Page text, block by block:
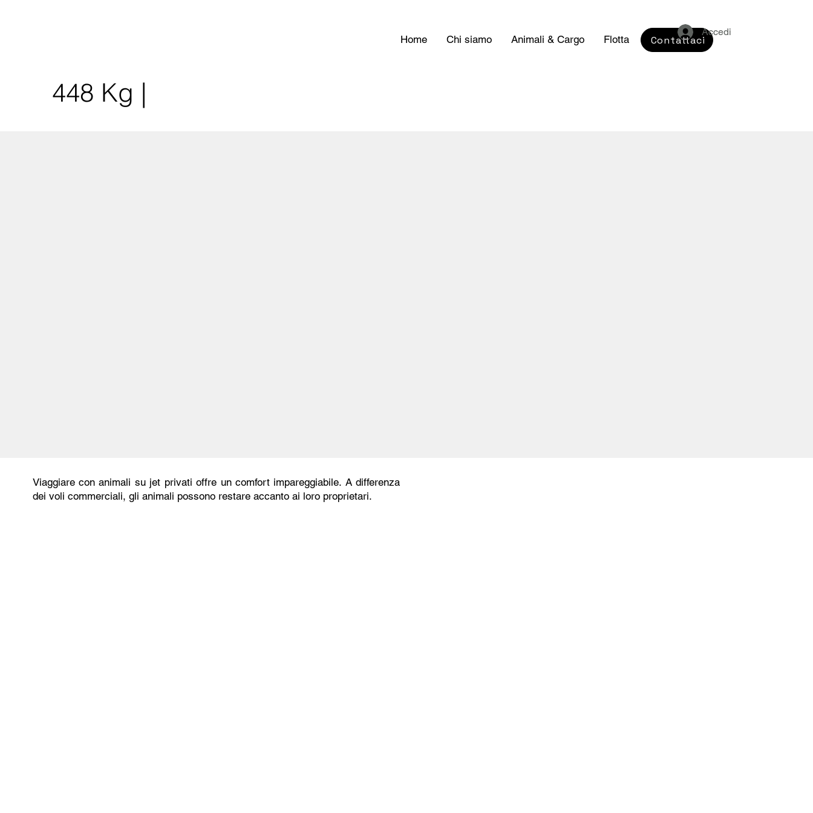
Home Chi siamo Animali & Cargo Flotta Contattaci
Accedi
448 Kg |
Viaggiare con animali su jet privati offre un comfort impareggiabile. A differenza
dei voli commerciali, gli animali possono restare accanto ai loro proprietari.